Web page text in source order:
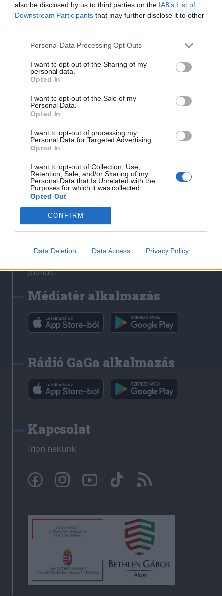
also be disclosed by us to third parties on the IAB’s List of
Downstream Participants that may further disclose it to other
Personal Data Processing Opt Outs
I want to opt-out of the Sharing of my
personal data.
Opted In
I want to opt-out of the Sale of my
Personal Data.
Opted In
I want to opt-out of processing my
Personal Data for Targeted Advertising.
Opted In
I want to opt-out of Collection, Use,
Retention, Sale, and/or Sharing of my
Personal Data that Is Unrelated with the
Purposes for which it was collected.
Opted Out
CONFIRM
Data Deletion Data Access Privacy Policy
Adatvédelmi tájékoztató
Cookie-kezelési tájékoztató
Nyomtatott lapjaink archívuma
Médiaajánlat
Sütibeállítások
Médiatér
Székely Sport
Liget
Bihari Napló
Erdélyi Napló
Főtér
Jóállás
Médiatér alkalmazás
Rádió GaGa alkalmazás
Kapcsolat
Írjon nekünk